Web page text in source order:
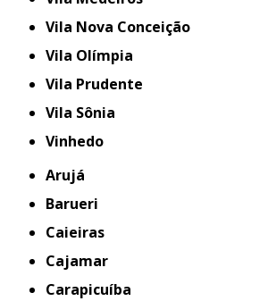
Vila Nova Conceição
Vila Olímpia
Vila Prudente
Vila Sônia
Vinhedo
Arujá
Barueri
Caieiras
Cajamar
Carapicuíba